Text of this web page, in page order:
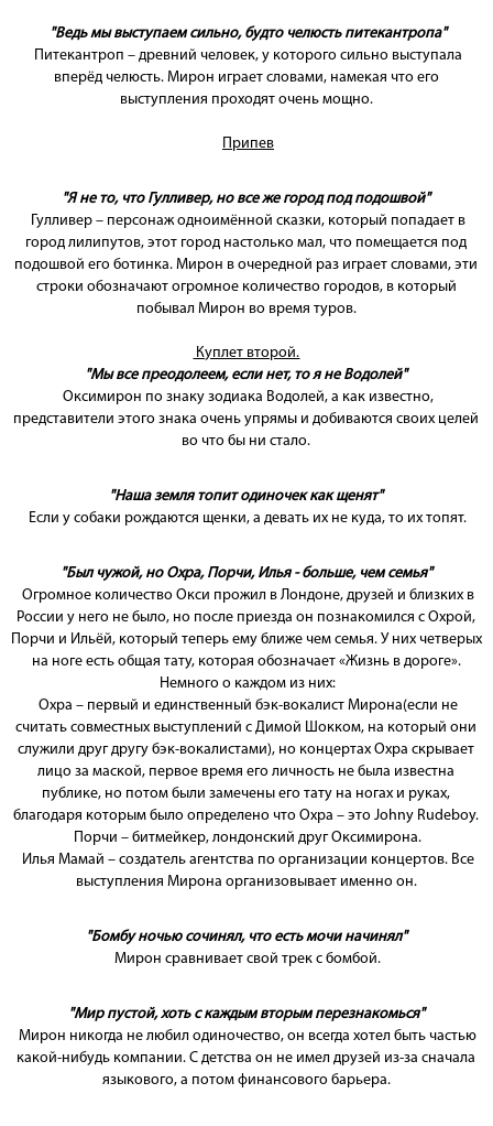
"Ведь мы выступаем сильно, будто челюсть питекантропа"
Питекантроп – древний человек, у которого сильно выступала
вперёд челюсть. Мирон играет словами, намекая что его
выступления проходят очень мощно.
Припев
"Я не то, что Гулливер, но все же город под подошвой"
Гулливер – персонаж одноимённой сказки, который попадает в
город лилипутов, этот город настолько мал, что помещается под
подошвой его ботинка. Мирон в очередной раз играет словами, эти
строки обозначают огромное количество городов, в который
побывал Мирон во время туров.
Куплет второй.
"Мы все преодолеем, если нет, то я не Водолей"
Оксимирон по знаку зодиака Водолей, а как известно,
представители этого знака очень упрямы и добиваются своих целей
во что бы ни стало.
"Наша земля топит одиночек как щенят"
Если у собаки рождаются щенки, а девать их не куда, то их топят.
"Был чужой, но Охра, Порчи, Илья - больше, чем семья"
Огромное количество Окси прожил в Лондоне, друзей и близких в
России у него не было, но после приезда он познакомился с Охрой,
Порчи и Ильёй, который теперь ему ближе чем семья. У них четверых
на ноге есть общая тату, которая обозначает «Жизнь в дороге».
Немного о каждом из них:
Охра – первый и единственный бэк-вокалист Мирона(если не
считать совместных выступлений сДимой Шокком, на который они
служили друг другу бэк-вокалистами), но концертах Охра скрывает
лицо за маской, первое время его личность не была известна
публике, но потом были замечены его тату на ногах и руках,
благодаря которым было определено что Охра – это Johny Rudeboy.
Порчи – битмейкер, лондонский друг Оксимирона.
Илья Мамай – создатель агентства по организации концертов. Все
выступления Мирона организовывает именно он.
"Бомбу ночью сочинял, что есть мочи начинял"
Мирон сравнивает свой трек с бомбой.
"Мир пустой, хоть с каждым вторым перезнакомься"
Мирон никогда не любил одиночество, он всегда хотел быть частью
какой-нибудь компании. С детства он не имел друзей из-за сначала
языкового, а потом финансового барьера.